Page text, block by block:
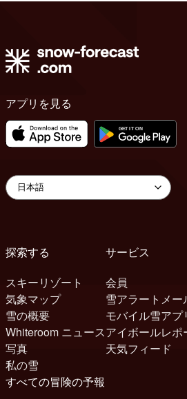
アプリを見る
探索する
スキーリゾート
気象マップ
雪の概要
Whiteroom ニュース
写真
私の雪
サービス
会員
雪アラートメー
モバイル雪アプ
アイボールレポ
天気フィード
すべての冒険の予報